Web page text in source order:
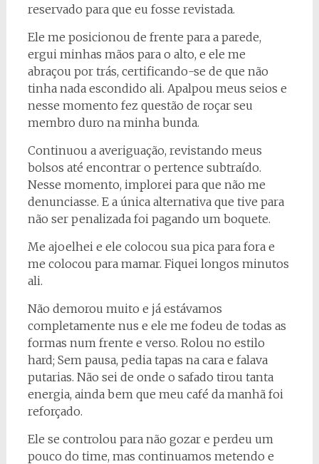
reservado para que eu fosse revistada.
Ele me posicionou de frente para a parede,
ergui minhas mãos para o alto, e ele me
abraçou por trás, certificando-se de que não
tinha nada escondido ali. Apalpou meus seios e
nesse momento fez questão de roçar seu
membro duro na minha bunda.
Continuou a averiguação, revistando meus
bolsos até encontrar o pertence subtraído.
Nesse momento, implorei para que não me
denunciasse. E a única alternativa que tive para
não ser penalizada foi pagando um boquete.
Me ajoelhei e ele colocou sua pica para fora e
me colocou para mamar. Fiquei longos minutos
ali.
Não demorou muito e já estávamos
completamente nus e ele me fodeu de todas as
formas num frente e verso. Rolou no estilo
hard; Sem pausa, pedia tapas na cara e falava
putarias. Não sei de onde o safado tirou tanta
energia, ainda bem que meu café da manhã foi
reforçado.
Ele se controlou para não gozar e perdeu um
pouco do time, mas continuamos metendo e